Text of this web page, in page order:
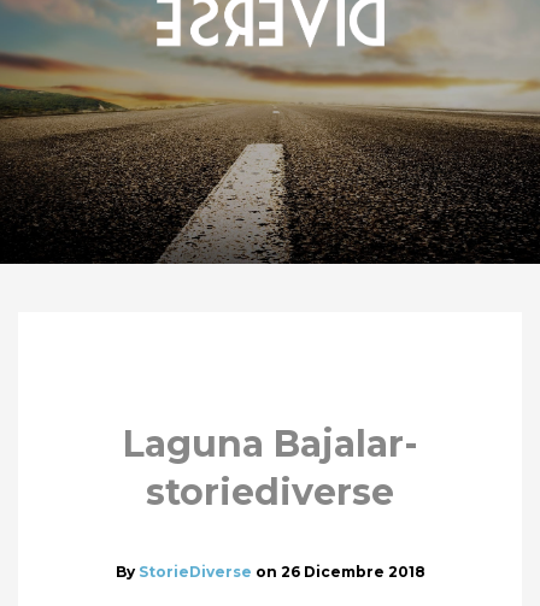
Laguna Bajalar-
storiediverse
By StorieDiverse on 26 Dicembre 2018